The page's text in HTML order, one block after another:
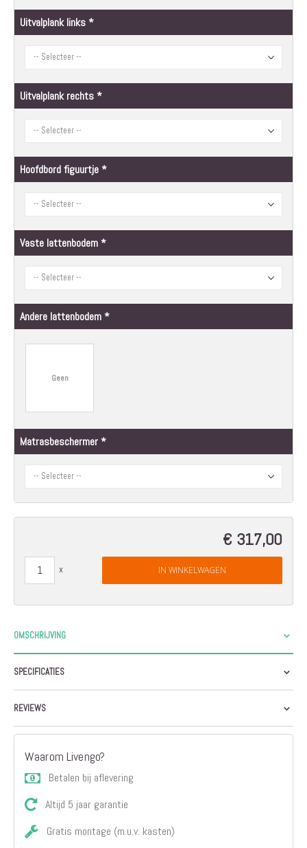
Uitvalplank links
Uitvalplank rechts
Hoofdbord figuurtje
Vaste lattenbodem
Andere lattenbodem
Geen
Matrasbeschermer
€ 317,00
IN WINKELWAGEN
OMSCHRIJVING
SPECIFICATIES
REVIEWS
Waarom Livengo?
Betalen bij aflevering
Altijd 5 jaar garantie
Gratis montage (m.u.v. kasten)